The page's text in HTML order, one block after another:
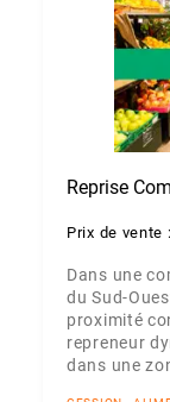
Reprise
Prix de vente :
Dans une
du Sud-
proximité
repreneur
dans une